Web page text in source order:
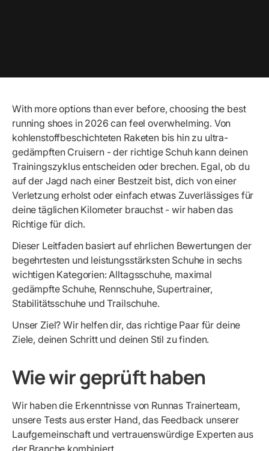
With more options than ever before, choosing the best
running shoes in 2026 can feel overwhelming. Von
kohlenstoffbeschichteten Raketen bis hin zu ultra-
gedämpften Cruisern - der richtige Schuh kann deinen
Trainingszyklus entscheiden oder brechen. Egal, ob du
auf der Jagd nach einer Bestzeit bist, dich von einer
Verletzung erholst oder einfach etwas Zuverlässiges für
deine täglichen Kilometer brauchst - wir haben das
Richtige für dich.
Dieser Leitfaden basiert auf ehrlichen Bewertungen der
begehrtesten und leistungsstärksten Schuhe in sechs
wichtigen Kategorien: Alltagsschuhe, maximal
gedämpfte Schuhe, Rennschuhe, Supertrainer,
Stabilitätsschuhe und Trailschuhe.
Unser Ziel? Wir helfen dir, das richtige Paar für deine
Ziele, deinen Schritt und deinen Stil zu finden.
Wie wir geprüft haben
Wir haben die Erkenntnisse von Runnas Trainerteam,
unsere Tests aus erster Hand, das Feedback unserer
Laufgemeinschaft und vertrauenswürdige Experten aus
der Branche kombiniert.